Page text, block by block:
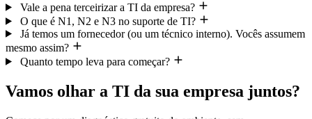
Vale a pena terceirizar a TI da empresa?
O que é N1, N2 e N3 no suporte de TI?
Já temos um fornecedor (ou um técnico interno). Vocês assumem
mesmo assim?
Quanto tempo leva para começar?
Vamos olhar a TI da sua empresa juntos?